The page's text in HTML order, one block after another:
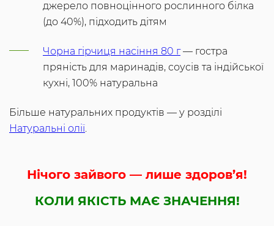
джерело повноцінного рослинного білка
(до 40%), підходить дітям
Чорна гірчиця насіння 80 г— гостра
пряність для маринадів, соусів та індійської
кухні, 100% натуральна
Більше натуральних продуктів — у розділі
Натуральні олії.
Нічого зайвого — лише здоров’я!
КОЛИ ЯКІСТЬ МАЄ ЗНАЧЕННЯ!